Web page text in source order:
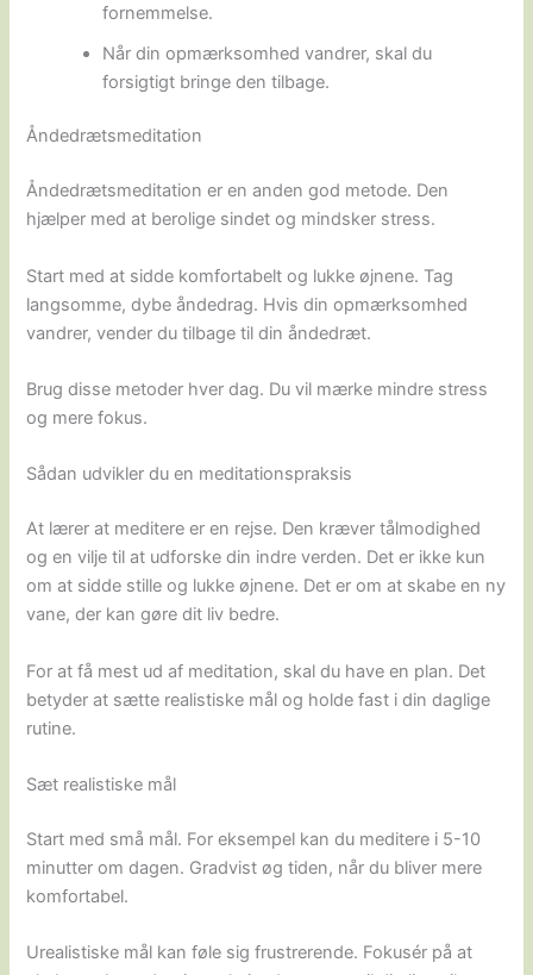
fornemmelse.
Når din opmærksomhed vandrer, skal du
forsigtigt bringe den tilbage.
Åndedrætsmeditation
Åndedrætsmeditation er en anden god metode. Den
hjælper med at berolige sindet og mindsker stress.
Start med at sidde komfortabelt og lukke øjnene. Tag
langsomme, dybe åndedrag. Hvis din opmærksomhed
vandrer, vender du tilbage til din åndedræt.
Brug disse metoder hver dag. Du vil mærke mindre stress
og mere fokus.
Sådan udvikler du en meditationspraksis
At lærer at meditere er en rejse. Den kræver tålmodighed
og en vilje til at udforske din indre verden. Det er ikke kun
om at sidde stille og lukke øjnene. Det er om at skabe en ny
vane, der kan gøre dit liv bedre.
For at få mest ud af meditation, skal du have en plan. Det
betyder at sætte realistiske mål og holde fast i din daglige
rutine.
Sæt realistiske mål
Start med små mål. For eksempel kan du meditere i 5-10
minutter om dagen. Gradvist øg tiden, når du bliver mere
komfortabel.
Urealistiske mål kan føle sig frustrerende. Fokusér på at